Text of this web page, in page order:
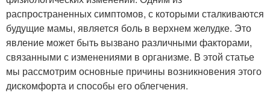
распространенных симптомов, с которыми сталкиваются
будущие мамы, является боль в верхнем желудке. Это
явление может быть вызвано различными факторами,
связанными с изменениями в организме. В этой статье
мы рассмотрим основные причины возникновения этого
дискомфорта и способы его облегчения.